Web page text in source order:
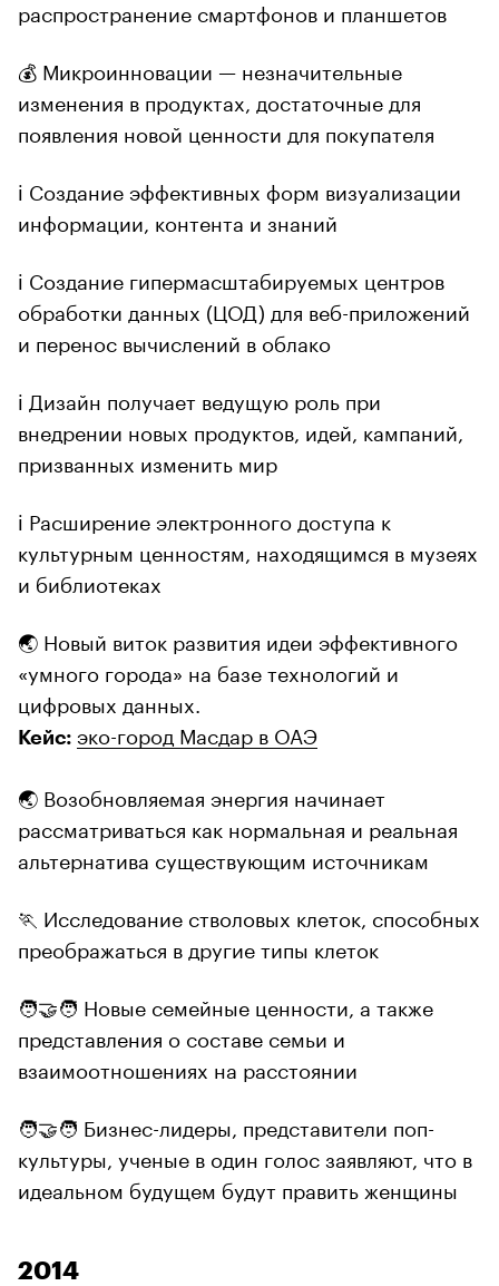
распространение смартфонов и планшетов
💰 Микроинновации — незначительные
изменения в продуктах, достаточные для
появления новой ценности для покупателя
ℹ️ Создание эффективных форм визуализации
информации, контента и знаний
ℹ️ Создание гипермасштабируемых центров
обработки данных (ЦОД) для веб-приложений
и перенос вычислений в облако
ℹ️ Дизайн получает ведущую роль при
внедрении новых продуктов, идей, кампаний,
призванных изменить мир
ℹ️ Расширение электронного доступа к
культурным ценностям, находящимся в музеях
и библиотеках
🌏 Новый виток развития идеи эффективного
«умного города» на базе технологий и
цифровых данных.
Кейс: эко-город Масдар в ОАЭ
🌏 Возобновляемая энергия начинает
рассматриваться как нормальная и реальная
альтернатива существующим источникам
🏃 Исследование стволовых клеток, способных
преображаться в другие типы клеток
🧑‍🤝‍🧑 Новые семейные ценности, а также
представления о составе семьи и
взаимоотношениях на расстоянии
🧑‍🤝‍🧑 Бизнес-лидеры, представители поп-
культуры, ученые в один голос заявляют, что в
идеальном будущем будут править женщины
2014